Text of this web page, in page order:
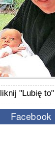
"Lubię to"